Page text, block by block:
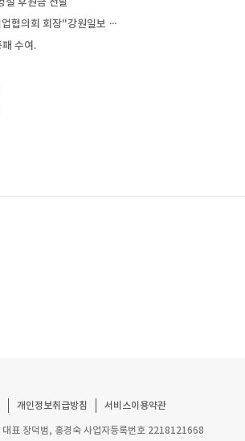
협의회 회장"강원일보 …
수여.
개인정보취급방침 서비스이용약관
대표 장덕범, 홍경숙 사업자등록번호 2218121668